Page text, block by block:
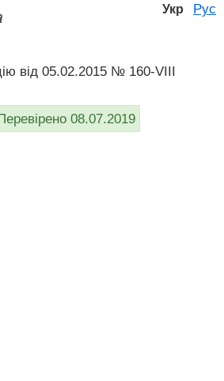
Укр Рус
від 05.02.2015 № 160-VIII
08.07.2019